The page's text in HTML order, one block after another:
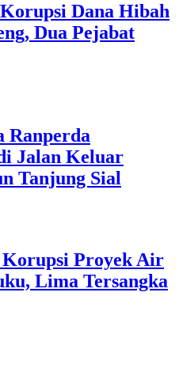
Dana Hibah
Dua Pejabat
Ranperda
Jalan Keluar
Tanjung Sial
Proyek Air
Lima Tersangka